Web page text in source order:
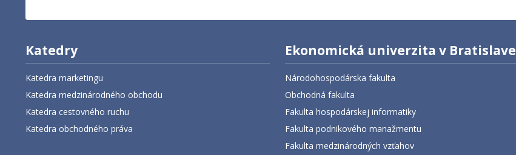
Katedry
Katedra marketingu
Katedra medzinárodného obchodu
Katedra cestovného ruchu
Katedra obchodného práva
Ekonomická univerzita v Bratislave
Národohospodárska fakulta
Obchodná fakulta
Fakulta hospodárskej informatiky
Fakulta podnikového manažmentu
Fakulta medzinárodných vzťahov